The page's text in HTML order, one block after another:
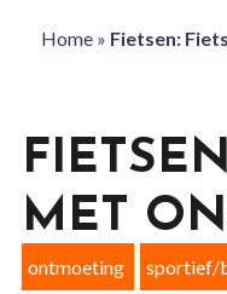
Home» Fietsen:
MET
ontmoeting sportief/